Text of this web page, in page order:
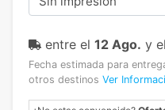
entre el 12 Ago. y el
Fecha estimada para
otros destinos Ver